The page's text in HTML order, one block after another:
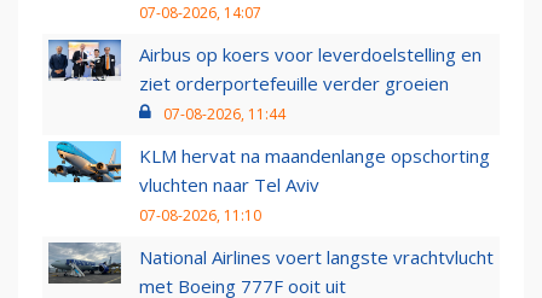
07-08-2026, 14:07
Airbus op koers voor leverdoelstelling en
ziet orderportefeuille verder groeien
07-08-2026, 11:44
KLM hervat na maandenlange opschorting
vluchten naar Tel Aviv
07-08-2026, 11:10
National Airlines voert langste vrachtvlucht
met Boeing 777F ooit uit